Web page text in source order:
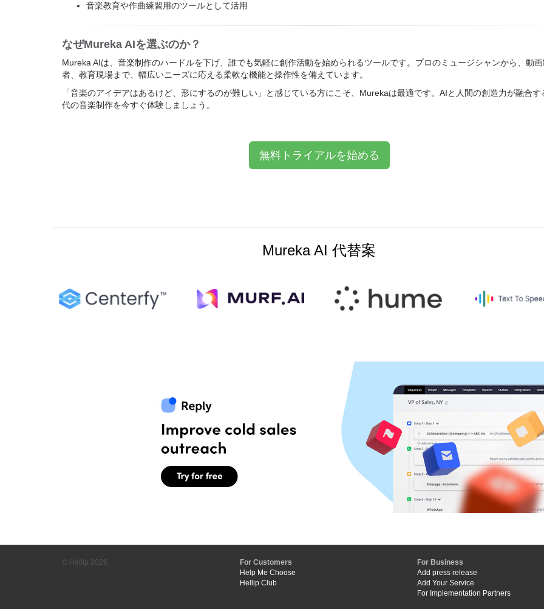
音楽教育や作曲練習用のツールとして活用
なぜMureka AIを選ぶのか？
Mureka AIは、音楽制作のハードルを下げ、誰でも気軽に創作活動を始められるツールです。プロのミュージシャンから、動
者、教育現場まで、幅広いニーズに応える柔軟な機能と操作性を備えています。
「音楽のアイデアはあるけど、形にするのが難しい」と感じている方にこそ、Murekaは最適です。AIと人間の創造力が融合す
代の音楽制作を今すぐ体験しましょう。
無料トライアルを始める
Mureka AI 代替案
© Hellip 2026
For Customers
Help Me Choose
Hellip Club
For Business
Add press release
Add Your Service
For Implementation Partners